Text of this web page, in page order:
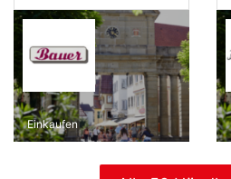
Einkaufen